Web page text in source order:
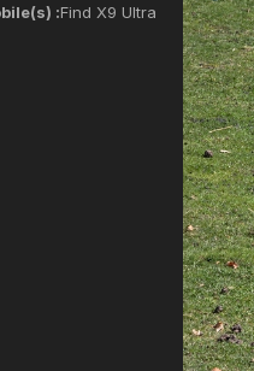
:Find X9 Ultra